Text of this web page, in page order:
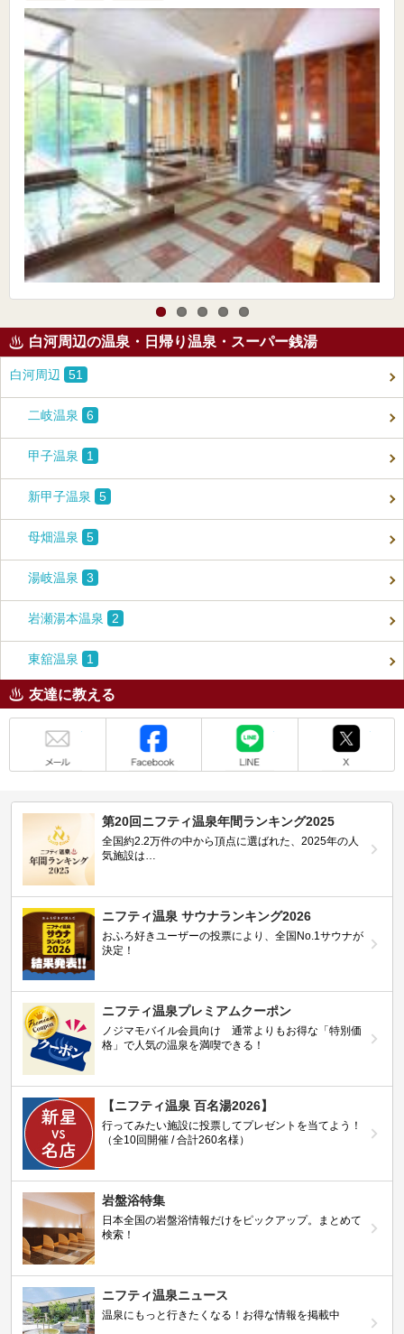
白河周辺の温泉・日帰り温泉・スーパー銭湯
白河周辺 51
二岐温泉 6
甲子温泉 1
新甲子温泉 5
母畑温泉 5
湯岐温泉 3
岩瀬湯本温泉 2
東舘温泉 1
友達に教える
第20回ニフティ温泉年間ランキング2025
全国約2.2万件の中から頂点に選ばれた、2025年の人
気施設は…
ニフティ温泉 サウナランキング2026
おふろ好きユーザーの投票により、全国No.1サウナが
決定！
ニフティ温泉プレミアムクーポン
ノジマモバイル会員向け 通常よりもお得な「特別価
格」で人気の温泉を満喫できる！
【ニフティ温泉 百名湯2026】
行ってみたい施設に投票してプレゼントを当てよう！
（全10回開催 / 合計260名様）
岩盤浴特集
日本全国の岩盤浴情報だけをピックアップ。まとめて
検索！
ニフティ温泉ニュース
温泉にもっと行きたくなる！お得な情報を掲載中